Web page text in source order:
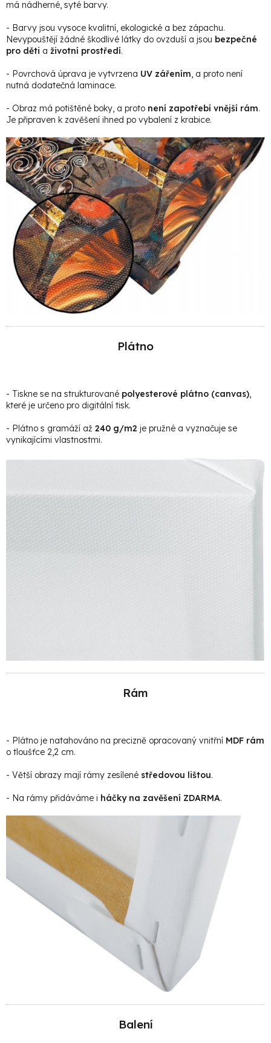
má nádherné, syté barvy.
- Barvy jsou vysoce kvalitní, ekologické a bez zápachu.
Nevypouštějí žádné škodlivé látky do ovzduší a jsou bezpečné
pro děti a životní prostředí.
- Povrchová úprava je vytvrzena UV zářením, a proto není
nutná dodatečná laminace.
- Obraz má potištěné boky, a proto není zapotřebí vnější rám.
Je připraven k zavěšení ihned po vybalení z krabice.
Plátno
- Tiskne se na strukturované polyesterové plátno (canvas),
které je určeno pro digitální tisk.
- Plátno s gramáží až 240 g/m2 je pružné a vyznačuje se
vynikajícími vlastnostmi.
Rám
- Plátno je natahováno na precizně opracovaný vnitřní MDF rám
o tloušťce 2,2 cm.
- Větší obrazy mají rámy zesílené středovou lištou.
- Na rámy přidáváme i háčky na zavěšení ZDARMA.
Balení